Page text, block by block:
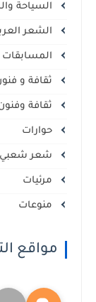
السياحة
الشعر
المسابقات
ثقافة و
ثقافة
حوارات
شعر شعبي
مرئيات
منوعات
مواقع